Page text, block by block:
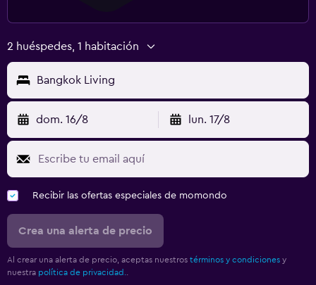
2 huéspedes, 1 habitación
Bangkok Living
dom. 16/8 lun. 17/8
Recibir las ofertas especiales de momondo
Crea una alerta de precio
Al crear una alerta de precio, aceptas nuestros términos y condiciones y
nuestra política de privacidad.